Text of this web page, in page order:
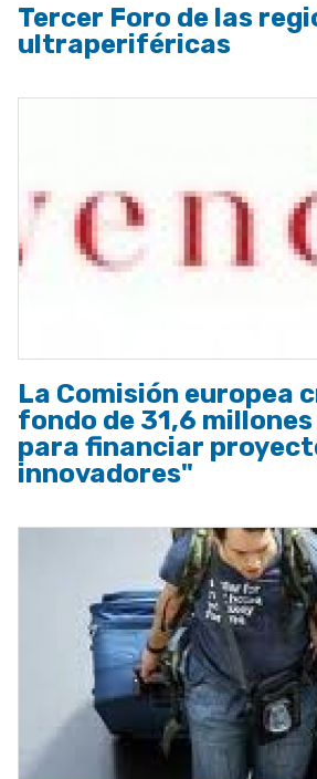
Tercer Foro de las
ultraperiféricas
La Comisión europea
fondo de 31,6
para financiar
innovadores"